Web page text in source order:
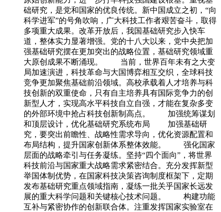
础研究，是党和国家的优良传统。新中国成立之初，“向
科学进军”的号角吹响，广大科技工作者艰苦奋斗，取得
多项重大成果。改革开放后，我国基础研究步入快车
道，整体实力显著增强。党的十八大以来，党中央把加
强基础研究摆在更加突出的战略位置，基础研究领域重
大原创成果不断涌现。 当前，世界百年未有之大变
局加速演进，科技革命与大国博弈相互交织，全球科技
竞争更加聚焦基础前沿领域。高校承载着人才培养与科
技创新的双重使命，只有自主培养具有国际竞争力的创
新型人才，实现高水平科技自立自强，才能在复杂多变
的外部环境中抢占科技创新制高点。 加强统筹谋划
和顶层设计，优化基础研究系统布局 加强基础研
究，要突出前瞻性、战略性需求导向，优化资源配置和
布局结构，提升国家创新体系整体效能。 强化国家
层面的战略牵引与任务凝练。坚持“四个面向”，将世界
科技前沿与国家重大战略需求紧密结合。充分发挥新型
举国体制优势，在国家科技决策咨询制度框架下，定期
发布基础研究重点领域指南，凝练一批关乎国家长远发
展的重大科学问题和关键核心技术问题。 构建功能
互补与紧密协作的创新联合体。注重发挥国家实验室在